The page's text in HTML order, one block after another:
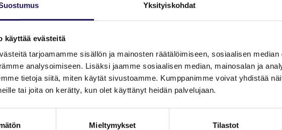
Yksityiskohdat
käyttää evästeitä
tarjoamamme sisällön ja mainosten räätälöimiseen, sosiaalisen
analysoimiseen. Lisäksi jaamme sosiaalisen median, mainosalan ja
tietoja siitä, miten käytät sivustoamme. Kumppanimme voivat yhdistää
tai joita on kerätty, kun olet käyttänyt heidän palvelujaan.
Mieltymykset Tilastot